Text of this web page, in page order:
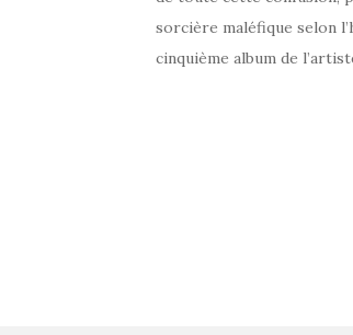
sorcière maléfique selon
cinquième album de